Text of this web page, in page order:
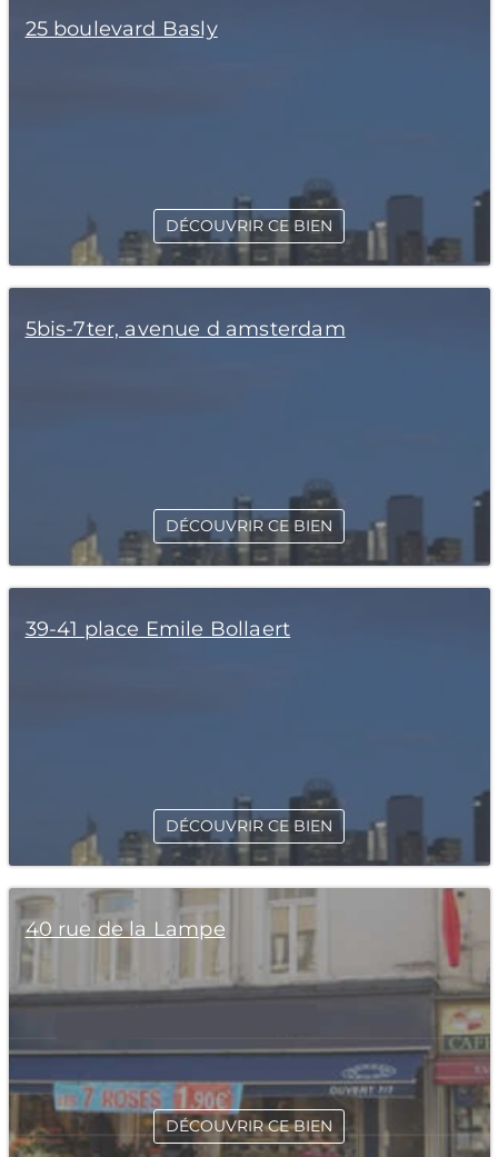
25 boulevard Basly
DÉCOUVRIR CE BIEN
5bis-7ter, avenue d amsterdam
DÉCOUVRIR CE BIEN
39-41 place Emile Bollaert
DÉCOUVRIR CE BIEN
40 rue de la Lampe
DÉCOUVRIR CE BIEN